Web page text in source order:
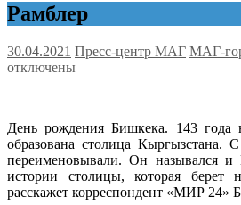
Рамблер
30.04.2021 Пресс-центр МАГ МАГ-
отключены
День рождения Бишкека. 143 года
образована столица Кыргызстана.
переименовывали. Он назывался
истории столицы, которая
расскажет корреспондент «МИР 24»